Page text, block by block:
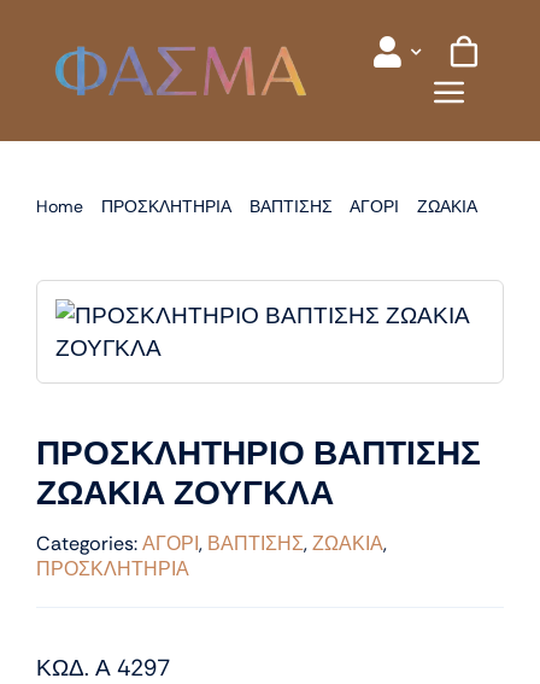
content
Home ΠΡΟΣΚΛΗΤΗΡΙΑ ΒΑΠΤΙΣΗΣ ΑΓΟΡΙ
ΖΩΑΚΙΑ
ΠΡΟΣΚΛΗΤΗΡΙΟ ΒΑΠΤΙΣΗΣ
ΖΩΑΚΙΑ ΖΟΥΓΚΛΑ
Categories:ΑΓΟΡΙ, ΒΑΠΤΙΣΗΣ,ΖΩΑΚΙΑ,
ΠΡΟΣΚΛΗΤΗΡΙΑ
ΚΩΔ. Α 4297